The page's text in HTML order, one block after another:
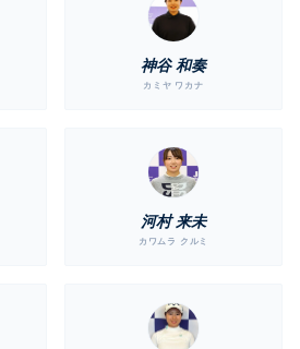
神谷 和奏
カミヤ ワカナ
河村 来未
カワムラ クルミ